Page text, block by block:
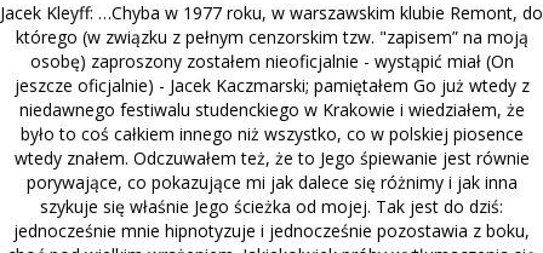
Jacek Kleyff: …Chyba w 1977 roku, w warszawskim klubie Remont, do
którego (w związku z pełnym cenzorskim tzw. "zapisem” na moją
osobę) zaproszony zostałem nieoficjalnie - wystąpić miał (On
jeszcze oficjalnie) - Jacek Kaczmarski; pamiętałem Go już wtedy z
niedawnego festiwalu studenckiego w Krakowie i wiedziałem, że
było to coś całkiem innego niż wszystko, co w polskiej piosence
wtedy znałem. Odczuwałem też, że to Jego śpiewanie jest równie
porywające, co pokazujące mi jak dalece się różnimy i jak inna
szykuje się właśnie Jego ścieżka od mojej. Tak jest do dziś:
jednocześnie mnie hipnotyzuje i jednocześnie pozostawia z boku,